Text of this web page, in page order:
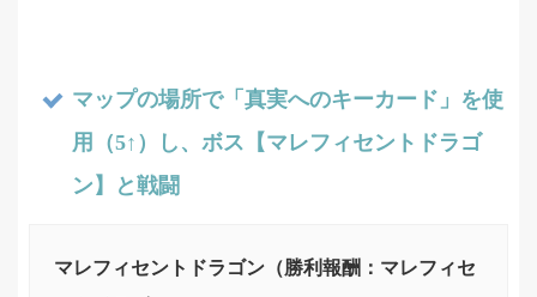
マップの場所で「真実へのキーカード」を使
用（5↑）し、ボス【マレフィセントドラゴ
ン】と戦闘
マレフィセントドラゴン（勝利報酬：マレフィセ